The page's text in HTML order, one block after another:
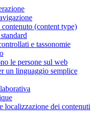
(content type)
e tassonomie
le persone sul web
un linguaggio semplice
localizzazione dei contenuti